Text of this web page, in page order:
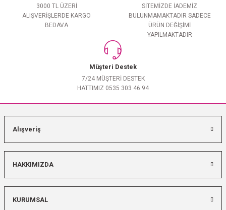
3000 TL ÜZERİ
ALIŞVERİŞLERDE KARGO
BEDAVA
SİTEMİZDE İADEMİZ
BULUNMAMAKTADIR SADECE
ÜRÜN DEĞİŞİMİ
YAPILMAKTADIR
Müşteri Destek
7/24 MÜŞTERİ DESTEK
HATTIMIZ 0535 303 46 94
Alışveriş
HAKKIMIZDA
KURUMSAL